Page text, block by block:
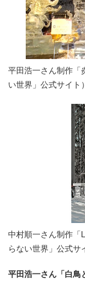
平田浩一さん制作「
い世界」公式サイト）
中村順一さん制作「
らない世界」公式サ
平田浩一さん「白鳥